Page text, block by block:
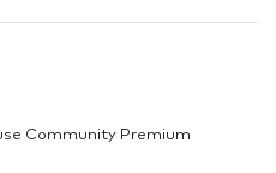
Community Premium